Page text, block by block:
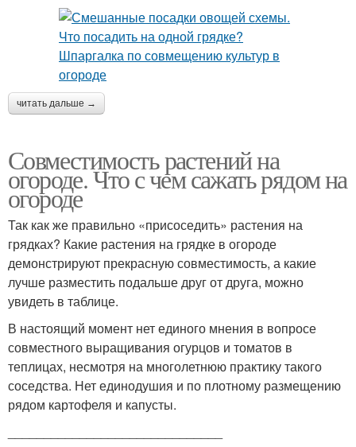
читать дальше →
Совместимость растений на
огороде. Что с чем сажать рядом на
огороде
Так как же правильно «присоседить» растения на
грядках? Какие растения на грядке в огороде
демонстрируют прекрасную совместимость, а какие
лучше разместить подальше друг от друга, можно
увидеть в таблице.
В настоящий момент нет единого мнения в вопросе
совместного выращивания огурцов и томатов в
теплицах, несмотря на многолетнюю практику такого
соседства. Нет единодушия и по плотному размещению
рядом картофеля и капусты.